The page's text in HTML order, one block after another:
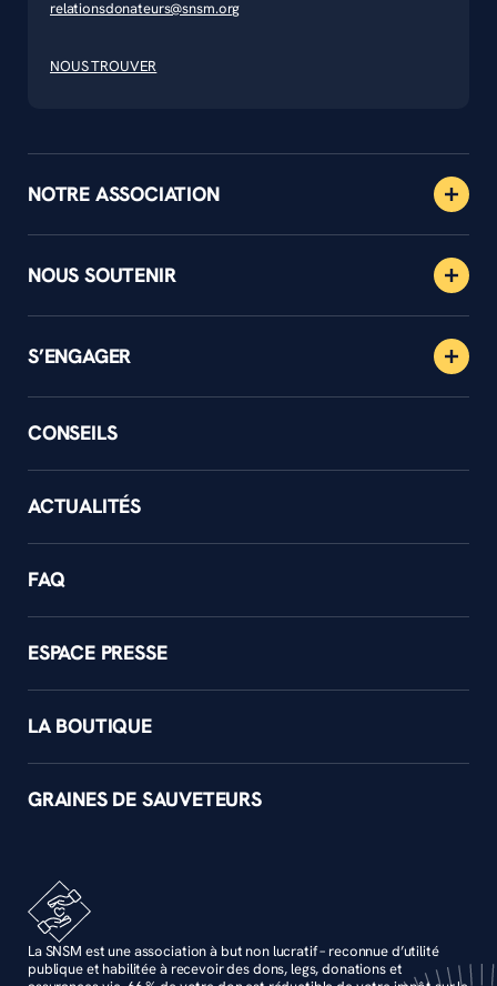
relationsdonateurs@snsm.org
NOUS TROUVER
NOTRE ASSOCIATION
NOUS SOUTENIR
S’ENGAGER
CONSEILS
ACTUALITÉS
FAQ
ESPACE PRESSE
LA BOUTIQUE
GRAINES DE SAUVETEURS
La SNSM est une association à but non lucratif – reconnue d’utilité
publique et habilitée à recevoir des dons, legs, donations et